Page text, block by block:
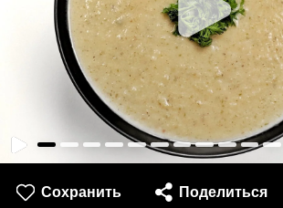
Сохранить Поделиться